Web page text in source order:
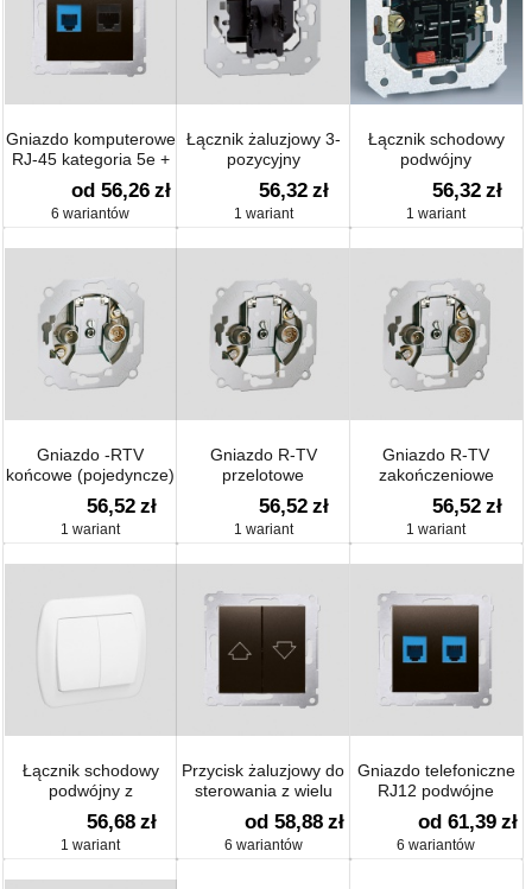
Gniazdo komputerowe
RJ-45 kategoria 5e +
telefoniczne RJ12
(moduł)
od 56,26 zł
6 wariantów
Łącznik żaluzjowy 3-
pozycyjny
56,32 zł
1 wariant
Łącznik schodowy
podwójny
56,32 zł
1 wariant
Gniazdo -RTV
końcowe (pojedyncze)
56,52 zł
1 wariant
Gniazdo R-TV
przelotowe
56,52 zł
1 wariant
Gniazdo R-TV
zakończeniowe
56,52 zł
1 wariant
Łącznik schodowy
podwójny z
podświetleniem
56,68 zł
1 wariant
Przycisk żaluzjowy do
sterowania z wielu
miejsc z blokadą
elektryczną (moduł) 10
AX
od 58,88 zł
6 wariantów
Gniazdo telefoniczne
RJ12 podwójne
(moduł)
od 61,39 zł
6 wariantów